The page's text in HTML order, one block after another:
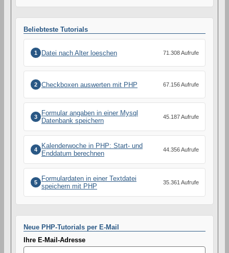
Beliebteste Tutorials
1 Datei nach Alter loeschen 71.308 Aufrufe
2 Checkboxen auswerten mit PHP 67.156 Aufrufe
3
Formular angaben in einer Mysql
Datenbank speichern
45.187 Aufrufe
4
Kalenderwoche in PHP: Start- und
Enddatum berechnen
44.356 Aufrufe
5
Formulardaten in einer Textdatei
speichern mit PHP
35.361 Aufrufe
Neue PHP-Tutorials per E-Mail
Ihre E-Mail-Adresse